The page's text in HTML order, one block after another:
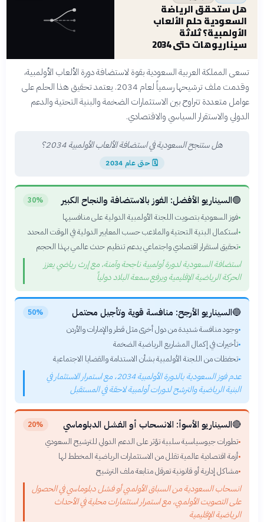
هل ستحقق الرياضة
السعودية حلم الألعاب
الأولمبية؟ ثلاثة
سيناريوهات حتى 2034
تسعى المملكة العربية السعودية بقوة لاستضافة دورة الألعاب الأولمبية،
وقدمت ملف ترشيحها رسمياً لعام 2034. يعتمد تحقيق هذا الحلم على
عوامل متعددة تتراوح بين الاستثمارات الضخمة والبنية التحتية والدعم
الدولي والاستقرار السياسي والاقتصادي.
هل ستنجح السعودية في استضافة الألعاب الأولمبية 2034؟
🗓 حتى عام 2034
🟢السيناريو الأفضل: الفوز بالاستضافة والنجاح الكبير 30%
•فوز السعودية بتصويت اللجنة الأولمبية الدولية على منافسيها
•استكمال البنية التحتية والملاعب حسب المعايير الدولية في الوقت المحدد
•تحقيق استقرار اقتصادي واجتماعي يدعم تنظيم حدث عالمي بهذا الحجم
استضافة السعودية لدورة أولمبية ناجحة وآمنة، مع إرث رياضي يعزز
الحركة الرياضية الإقليمية ويرفع سمعة البلاد دولياً
🔵السيناريو الأرجح: منافسة قوية وتأجيل محتمل 50%
•وجود منافسة شديدة من دول أخرى مثل قطر والإمارات والأردن
•تأخيرات في إكمال المشاريع الرياضية الضخمة
•تحفظات من اللجنة الأولمبية بشأن الاستدامة والقضايا الاجتماعية
عدم فوز السعودية بالدورة الأولمبية 2034، مع استمرار الاستثمار في
البنية الرياضية والترشح لدورات أولمبية لاحقة في المستقبل
🔴السيناريو الأسوأ: الانسحاب أو الفشل الدبلوماسي 20%
•تطورات جيوسياسية سلبية تؤثر على الدعم الدولي للترشيح السعودي
•أزمة اقتصادية عالمية تقلل من الاستثمارات الرياضية المخطط لها
•مشاكل إدارية أو قانونية تعرقل متابعة ملف الترشيح
انسحاب السعودية من السباق الأولمبي أو فشل دبلوماسي في الحصول
على التصويت الأولمبي، مع استمرار استثمارات محلية في الأحداث
الرياضية الإقليمية